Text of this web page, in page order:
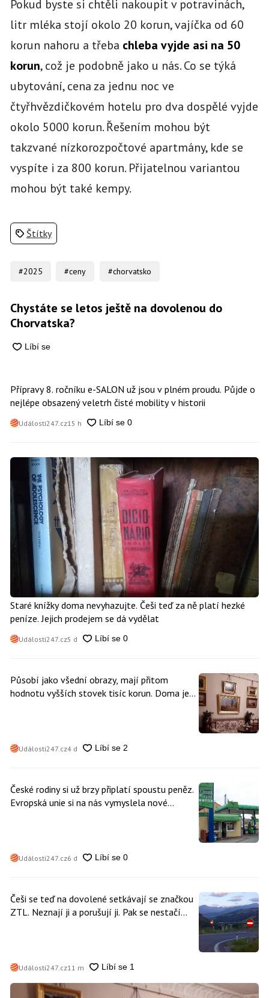
Pokud byste si chtěli nakoupit v potravinách,
litr mléka stojí okolo 20 korun, vajíčka od 60
korun nahoru a třeba chleba vyjde asi na 50
korun, což je podobně jako u nás. Co se týká
ubytování, cena za jednu noc ve
čtyřhvězdičkovém hotelu pro dva dospělé vyjde
okolo 5000 korun. Řešením mohou být
takzvané nízkorozpočtové apartmány, kde se
vyspíte i za 800 korun. Přijatelnou variantou
mohou být také kempy.
Štítky
#2025 #ceny #chorvatsko
Chystáte se letos ještě na dovolenou do
Chorvatska?
Přípravy 8. ročníku e-SALON už jsou v plném proudu. Půjde o
nejlépe obsazený veletrh čisté mobility v historii
Události247.cz15 h
Staré knížky doma nevyhazujte. Češi teď za ně platí hezké
peníze. Jejich prodejem se dá vydělat
Události247.cz5 d
Působí jako všední obrazy, mají přitom
hodnotu vyšších stovek tisíc korun. Doma je
Události247.cz4 d
České rodiny si už brzy připlatí spoustu peněz.
Evropská unie si na nás vymyslela nové
Události247.cz6 d
Češi se teď na dovolené setkávají se značkou
ZTL. Neznají ji a porušují ji. Pak se nestačí
Události247.cz11 m